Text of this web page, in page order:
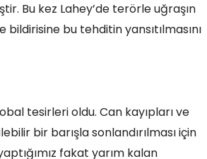
Bu kez Lahey’de terörle uğraşın
bu tehditin yansıtılmasını
tesirleri oldu. Can kayıpları ve
bir barışla sonlandırılması için
fakat yarım kalan